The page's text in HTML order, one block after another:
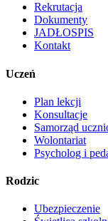
Rekrutacja
Dokumenty
JADŁOSPIS
Kontakt
Uczeń
Plan lekcji
Konsultacje
Samorząd
Wolontariat
Psycholog i
Rodzic
Ubezpieczenie